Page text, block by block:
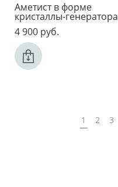
Аметист в форме
кристаллы-генератора
4 900 pуб.
1 2 3